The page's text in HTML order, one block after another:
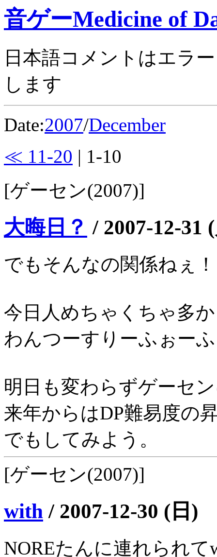
音ゲーMedicine of
日本語コメントはエラ
します
Date:2007/December
≪ 11-20 | 1-10
[ゲーセン(2007)]
大晦日？ / 2007-12-31
でもそんなの関係ねぇ
今日人めちゃくちゃ多
わんつーすりーふぉー
明日も変わらずゲーセ
来年からはDP難易度の
でもしてみよう。
[ゲーセン(2007)]
with / 2007-12-30 (日)
NOREたんに連れられ